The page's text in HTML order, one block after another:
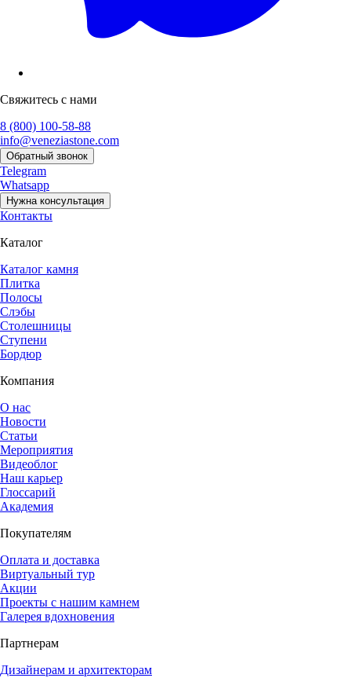
Свяжитесь с нами
8 (800) 100-58-88
info@veneziastone.com
Обратный звонок
Telegram
Whatsapp
Нужна консультация
Контакты
Каталог
Каталог камня
Плитка
Полосы
Слэбы
Столешницы
Ступени
Бордюр
Компания
О нас
Новости
Статьи
Мероприятия
Видеоблог
Наш карьер
Глоссарий
Академия
Покупателям
Оплата и доставка
Виртуальный тур
Акции
Проекты с нашим камнем
Галерея вдохновения
Партнерам
Дизайнерам и архитекторам